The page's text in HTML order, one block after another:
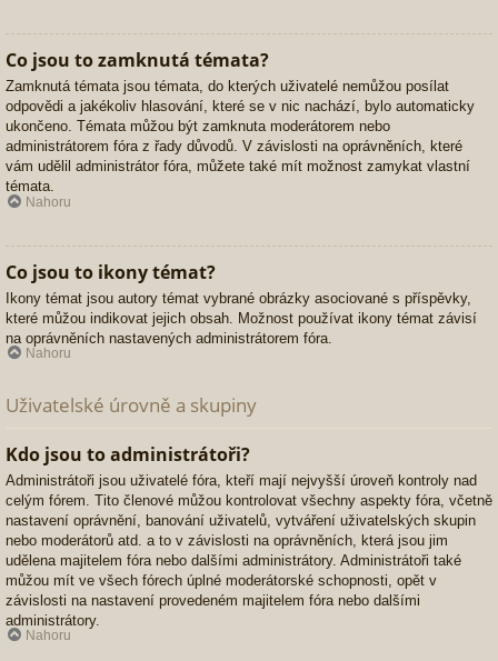
Co jsou to zamknutá témata?
Zamknutá témata jsou témata, do kterých uživatelé nemůžou posílat
odpovědi a jakékoliv hlasování, které se v nic nachází, bylo automaticky
ukončeno. Témata můžou být zamknuta moderátorem nebo
administrátorem fóra z řady důvodů. V závislosti na oprávněních, které
vám udělil administrátor fóra, můžete také mít možnost zamykat vlastní
témata.
Nahoru
Co jsou to ikony témat?
Ikony témat jsou autory témat vybrané obrázky asociované s příspěvky,
které můžou indikovat jejich obsah. Možnost používat ikony témat závisí
na oprávněních nastavených administrátorem fóra.
Nahoru
Uživatelské úrovně a skupiny
Kdo jsou to administrátoři?
Administrátoři jsou uživatelé fóra, kteří mají nejvyšší úroveň kontroly nad
celým fórem. Tito členové můžou kontrolovat všechny aspekty fóra, včetně
nastavení oprávnění, banování uživatelů, vytváření uživatelských skupin
nebo moderátorů atd. a to v závislosti na oprávněních, která jsou jim
udělena majitelem fóra nebo dalšími administrátory. Administrátoři také
můžou mít ve všech fórech úplné moderátorské schopnosti, opět v
závislosti na nastavení provedeném majitelem fóra nebo dalšími
administrátory.
Nahoru